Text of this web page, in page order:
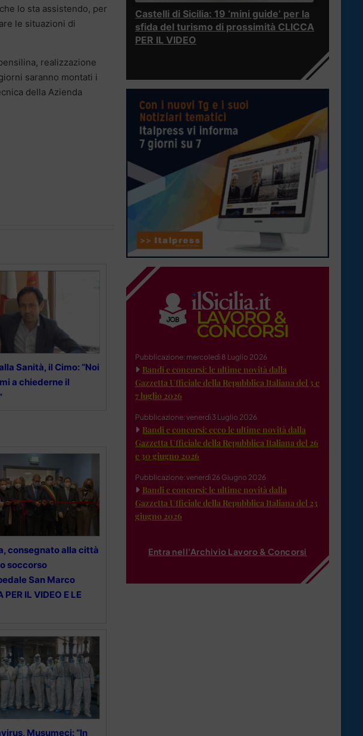
lo sta assistendo, per
le situazioni di
realizzazione
saranno montati i
della Azienda
Sanità, il Cimo: “Noi
a chiederne il
consegnato alla città
soccorso
San Marco
PER IL VIDEO E LE
Musumeci: “In
Castelli di Sicilia: 19 ‘mini guide’ per la
sfida del turismo di prossimità CLICCA
PER IL VIDEO
Pubblicazione: mercoledì 8 Luglio 2026
Bandi e concorsi: le ultime novità dalla
Gazzetta Ufficiale della Repubblica Italiana del 3 e
7 luglio 2026
Pubblicazione: venerdì 3 Luglio 2026
Bandi e concorsi: ecco le ultime novità dalla
Gazzetta Ufficiale della Repubblica Italiana del 26
e 30 giugno 2026
Pubblicazione: venerdì 26 Giugno 2026
Bandi e concorsi: le ultime novità dalla
Gazzetta Ufficiale della Repubblica Italiana del 23
giugno 2026
Entra nell'Archivio Lavoro & Concorsi